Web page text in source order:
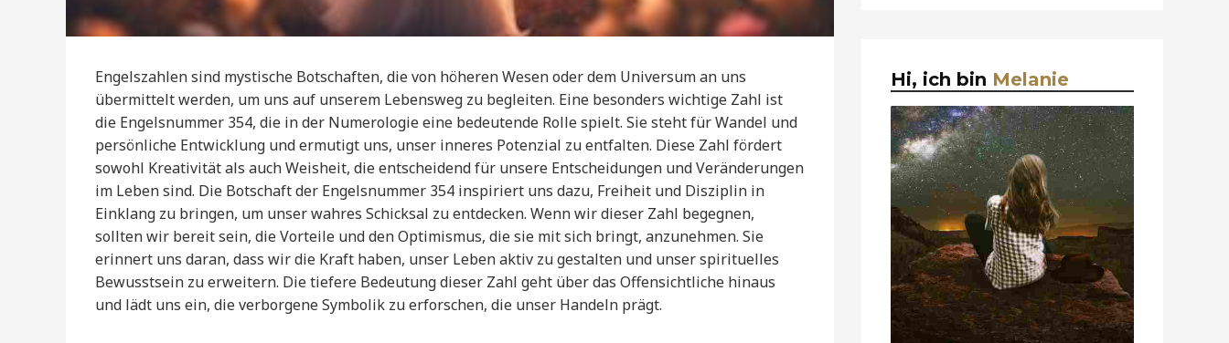
Engelszahlen sind mystische Botschaften, die von höheren Wesen oder dem Universum an uns
übermittelt werden, um uns auf unserem Lebensweg zu begleiten. Eine besonders wichtige Zahl ist
die Engelsnummer 354, die in der Numerologie eine bedeutende Rolle spielt. Sie steht für Wandel und
persönliche Entwicklung und ermutigt uns, unser inneres Potenzial zu entfalten. Diese Zahl fördert
sowohl Kreativität als auch Weisheit, die entscheidend für unsere Entscheidungen und Veränderungen
im Leben sind. Die Botschaft der Engelsnummer 354 inspiriert uns dazu, Freiheit und Disziplin in
Einklang zu bringen, um unser wahres Schicksal zu entdecken. Wenn wir dieser Zahl begegnen,
sollten wir bereit sein, die Vorteile und den Optimismus, die sie mit sich bringt, anzunehmen. Sie
erinnert uns daran, dass wir die Kraft haben, unser Leben aktiv zu gestalten und unser spirituelles
Bewusstsein zu erweitern. Die tiefere Bedeutung dieser Zahl geht über das Offensichtliche hinaus
und lädt uns ein, die verborgene Symbolik zu erforschen, die unser Handeln prägt.
Hi, ich bin Melanie